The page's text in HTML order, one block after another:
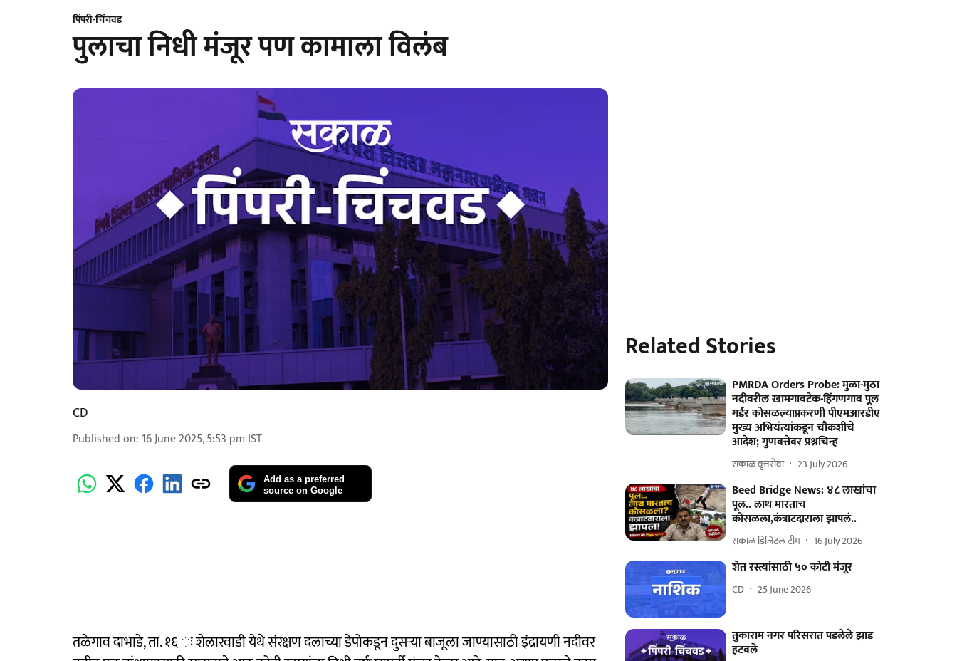
पिंपरी-चिंचवड
पुलाचा निधी मंजूर पण कामाला विलंब
CD
Published on: 16 June 2025, 5:53 pm IST
Add as a preferred
source on Google
तळेगाव दाभाडे, ता. १६ ः शेलारवाडी येथे संरक्षण दलाच्या डेपोकडून दुसऱ्या बाजूला जाण्यासाठी इंद्रायणी नदीवर
Related Stories
PMRDA Orders Probe: मुळा-मुठा
नदीवरील खामगावटेक-हिंगणगाव पूल
गर्डर कोसळल्याप्रकरणी पीएमआरडीए
मुख्य अभियंत्यांकडून चौकशीचे
आदेश; गुणवत्तेवर प्रश्नचिन्ह
सकाळ वृत्तसेवा 23 July 2026
Beed Bridge News: ४८ लाखांचा
पूल.. लाथ मारताच
कोसळला,कंत्राटदाराला झापलं..
सकाळ डिजिटल टीम 16 July 2026
शेत रस्त्यांसाठी ५० कोटी मंजूर
CD 25 June 2026
तुकाराम नगर परिसरात पडलेले झाड
हटवले